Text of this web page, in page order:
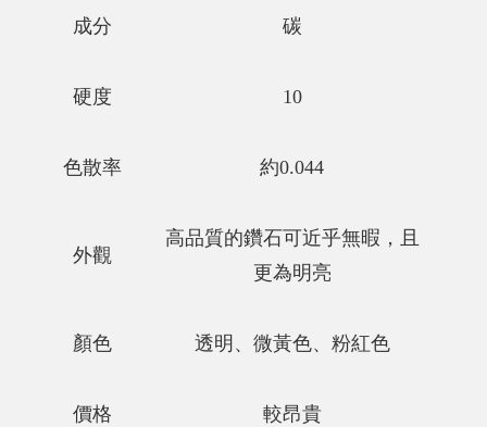
成分 碳
硬度 10
色散率 約0.044
外觀
高品質的鑽石可近乎無暇，且
更為明亮
顏色 透明、微黃色、粉紅色
價格 較昂貴